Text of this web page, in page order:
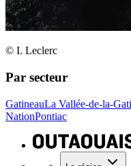
© I. Leclerc
Par secteur
GatineauLa Vallée-de-la-
NationPontiac